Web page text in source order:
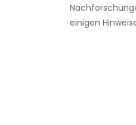
einigen